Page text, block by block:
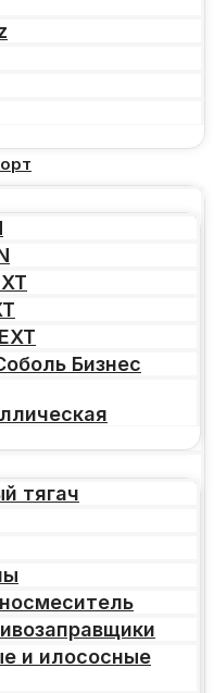
Бизнес
тягач
и илососные